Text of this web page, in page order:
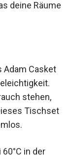
deine Räume
Adam Casket
stehen,
Tischset
in der